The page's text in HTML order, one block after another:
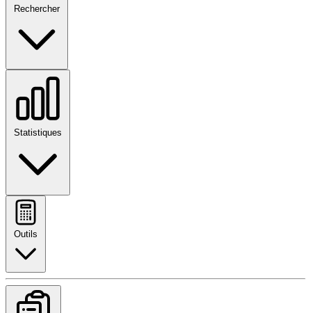
Rechercher
Statistiques
Outils